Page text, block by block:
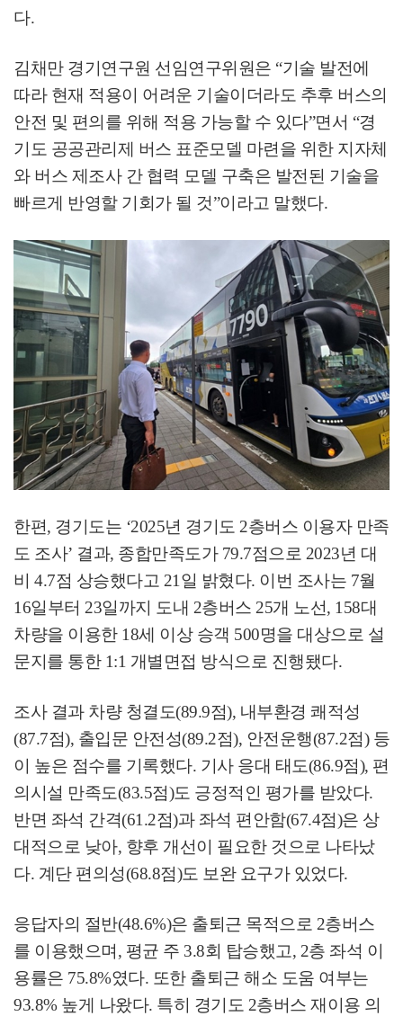
다.
김채만 경기연구원 선임연구위원은 “기술 발전에
따라 현재 적용이 어려운 기술이더라도 추후 버스의
안전 및 편의를 위해 적용 가능할 수 있다”면서 “경
기도 공공관리제 버스 표준모델 마련을 위한 지자체
와 버스 제조사 간 협력 모델 구축은 발전된 기술을
빠르게 반영할 기회가 될 것”이라고 말했다.
한편, 경기도는 ‘2025년 경기도 2층버스 이용자 만족
도 조사’ 결과, 종합만족도가 79.7점으로 2023년 대
비 4.7점 상승했다고 21일 밝혔다. 이번 조사는 7월
16일부터 23일까지 도내 2층버스 25개 노선, 158대
차량을 이용한 18세 이상 승객 500명을 대상으로 설
문지를 통한 1:1 개별면접 방식으로 진행됐다.
조사 결과 차량 청결도(89.9점), 내부환경 쾌적성
(87.7점), 출입문 안전성(89.2점), 안전운행(87.2점) 등
이 높은 점수를 기록했다. 기사 응대 태도(86.9점), 편
의시설 만족도(83.5점)도 긍정적인 평가를 받았다.
반면 좌석 간격(61.2점)과 좌석 편안함(67.4점)은 상
대적으로 낮아, 향후 개선이 필요한 것으로 나타났
다. 계단 편의성(68.8점)도 보완 요구가 있었다.
응답자의 절반(48.6%)은 출퇴근 목적으로 2층버스
를 이용했으며 , 평균 주 3.8회 탑승했고, 2층 좌석 이
용률은 75.8%였다. 또한 출퇴근 해소 도움 여부는
93.8% 높게 나왔다. 특히 경기도 2층버스 재이용 의